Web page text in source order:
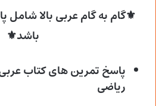
⚜گام به گام عربی بالا
باشد⚜
پاسخ تمرین های کتاب
ریاضی